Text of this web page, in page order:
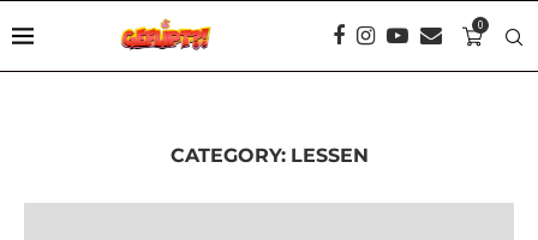
0
CATEGORY: LESSEN